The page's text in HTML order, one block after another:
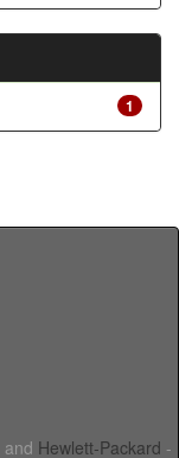
1
and Hewlett-Packard -